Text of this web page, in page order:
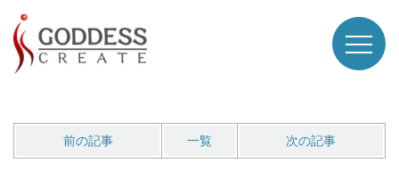
前の記事 一覧 次の記事